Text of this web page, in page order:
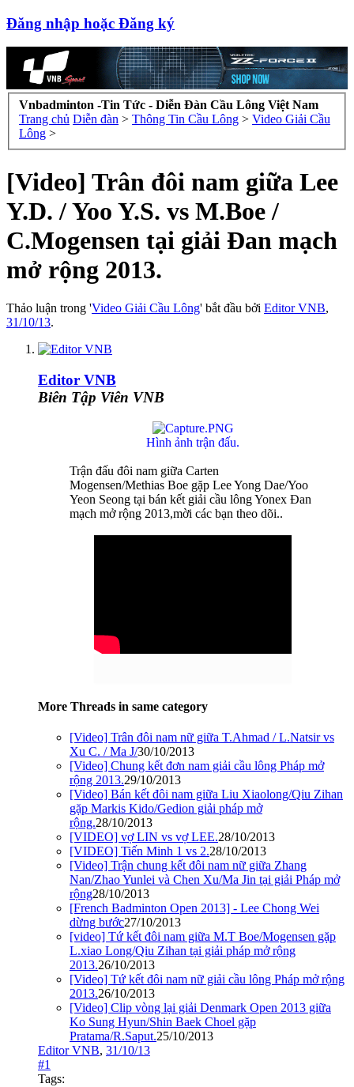
Đăng nhập hoặc Đăng ký
Vnbadminton -Tin Tức - Diễn Đàn Cầu Lông Việt Nam
Trang chủ Diễn đàn > Thông Tin Cầu Lông > Video Giải Cầu
Lông >
[Video] Trân đôi nam giữa Lee
Y.D. / Yoo Y.S. vs M.Boe /
C.Mogensen tại giải Đan mạch
mở rộng 2013.
Thảo luận trong 'Video Giải Cầu Lông' bắt đầu bởi Editor VNB,
31/10/13.
Editor VNB
Biên Tập Viên VNB
Hình ảnh trận đấu.
Trận đấu đôi nam giữa Carten
Mogensen/Methias Boe gặp Lee Yong Dae/Yoo
Yeon Seong tại bán kết giải cầu lông Yonex Đan
mạch mở rộng 2013,mời các bạn theo dõi..
More Threads in same category
[Video] Trân đôi nam nữ giữa T.Ahmad / L.Natsir vs
Xu C. / Ma J/30/10/2013
[Video] Chung kết đơn nam giải cầu lông Pháp mở
rộng 2013.29/10/2013
[Video] Bán kết đôi nam giữa Liu Xiaolong/Qiu Zihan
gặp Markis Kido/Gedion giải pháp mở
rộng.28/10/2013
[VIDEO] vợ LIN vs vợ LEE.28/10/2013
[VIDEO] Tiến Minh 1 vs 2.28/10/2013
[Video] Trận chung kết đôi nam nữ giữa Zhang
Nan/Zhao Yunlei và Chen Xu/Ma Jin tại giải Pháp mở
rộng28/10/2013
[French Badminton Open 2013] - Lee Chong Wei
dừng bước27/10/2013
[video] Tứ kết đôi nam giữa M.T Boe/Mogensen gặp
L.xiao Long/Qiu Zihan tại giải pháp mở rộng
2013.26/10/2013
[Video] Tứ kết đôi nam nữ giải cầu lông Pháp mở rộng
2013.26/10/2013
[Video] Clip vòng lại giải Denmark Open 2013 giữa
Ko Sung Hyun/Shin Baek Choel gặp
Pratama/R.Saput.25/10/2013
Editor VNB, 31/10/13
#1
Tags: